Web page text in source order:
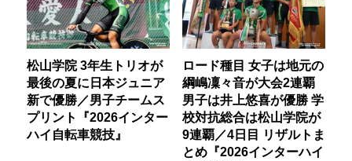
松山学院 3年生トリオが
最後の夏に日本ジュニア
新で優勝／男子チームス
プリント『2026インター
ハイ自転車競技』
ロード種目 女子は地元の
綱嶋凜々音が大会2連覇
男子は井上悠喜が優勝 学
校対抗総合は松山学院が
9連覇／4日目 リザルトま
とめ『2026インターハイ